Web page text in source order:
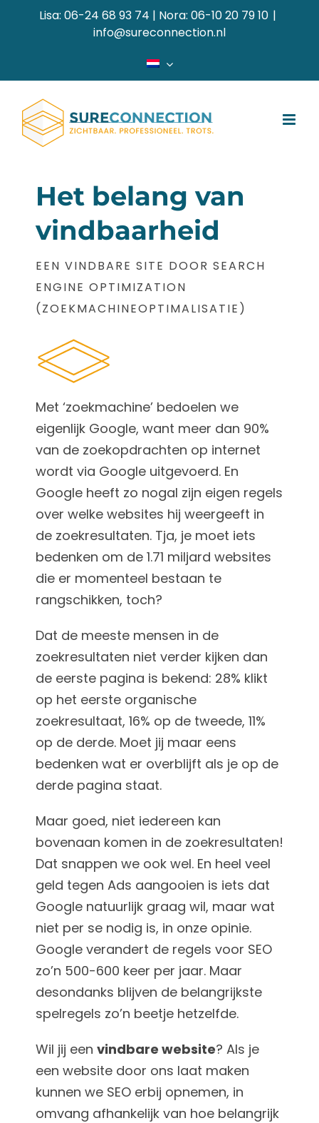
Lisa: 06-24 68 93 74 | Nora: 06-10 20 79 10 |
info@sureconnection.nl
Het belang van
vindbaarheid
EEN VINDBARE SITE DOOR SEARCH
ENGINE OPTIMIZATION
(ZOEKMACHINEOPTIMALISATIE)
Met ‘zoekmachine’ bedoelen we
eigenlijk Google, want meer dan 90%
van de zoekopdrachten op internet
wordt via Google uitgevoerd. En
Google heeft zo nogal zijn eigen regels
over welke websites hij weergeeft in
de zoekresultaten. Tja, je moet iets
bedenken om de 1.71 miljard websites
die er momenteel bestaan te
rangschikken, toch?
Dat de meeste mensen in de
zoekresultaten niet verder kijken dan
de eerste pagina is bekend: 28% klikt
op het eerste organische
zoekresultaat, 16% op de tweede, 11%
op de derde. Moet jij maar eens
bedenken wat er overblijft als je op de
derde pagina staat.
Maar goed, niet iedereen kan
bovenaan komen in de zoekresultaten!
Dat snappen we ook wel. En heel veel
geld tegen Ads aangooien is iets dat
Google natuurlijk graag wil, maar wat
niet per se nodig is, in onze opinie.
Google verandert de regels voor SEO
zo’n 500-600 keer per jaar. Maar
desondanks blijven de belangrijkste
spelregels zo’n beetje hetzelfde.
Wil jij een vindbare website? Als je
een website door ons laat maken
kunnen we SEO erbij opnemen, in
omvang afhankelijk van hoe belangrijk